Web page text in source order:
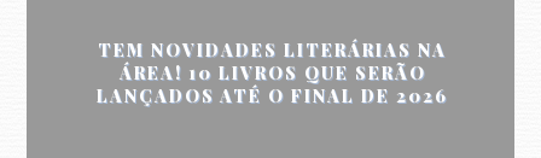
TEM NOVIDADES LITERÁRIAS NA
ÁREA! 10 LIVROS QUE SERÃO
LANÇADOS ATÉ O FINAL DE 2026